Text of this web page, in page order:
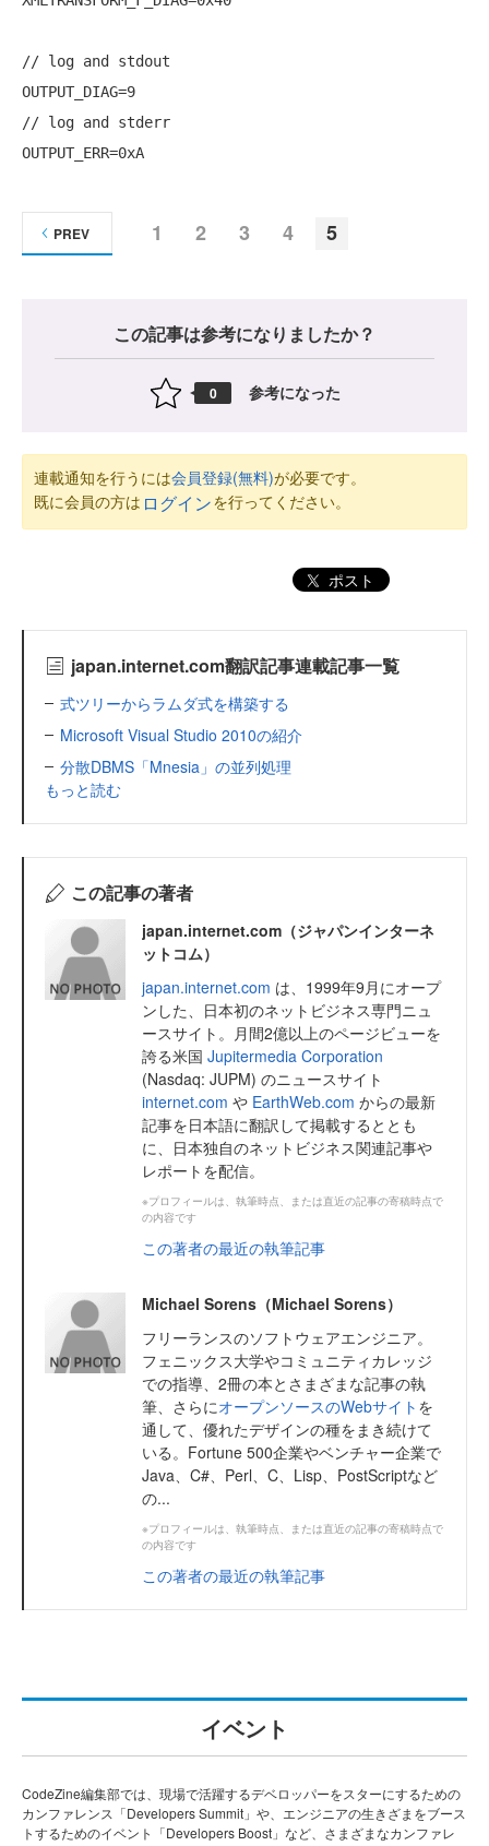
// log and stdout
OUTPUT_DIAG=9
// log and stderr
1 2 3 4 5
PREV
この記事は参考になりましたか？
0 参考になった
連載通知を行うには会員登録(無料)が必要です。
既に会員の方は ログインを行ってください。
ポスト
japan.internet.com翻訳記事連載記事一覧
式ツリーからラムダ式を構築する
Microsoft Visual Studio 2010の紹介
分散DBMS「Mnesia」の並列処理
もっと読む
この記事の著者
japan.internet.com（ジャパンインターネ
ットコム）
japan.internet.com は、1999年9月にオープ
ンした、日本初のネットビジネス専門ニュ
ースサイト。月間2億以上のページビューを
誇る米国 Jupitermedia Corporation
(Nasdaq: JUPM) のニュースサイト
internet.com や EarthWeb.com からの最新
記事を日本語に翻訳して掲載するととも
に、日本独自のネットビジネス関連記事や
レポートを配信。
※プロフィールは、執筆時点、または直近の記事の寄稿時点で
の内容です
この著者の最近の執筆記事
Michael Sorens（Michael Sorens）
フリーランスのソフトウェアエンジニア。
フェニックス大学やコミュニティカレッジ
での指導、2冊の本とさまざまな記事の執
筆、さらにオープンソースのWebサイト を
通して、優れたデザインの種をまき続けて
いる。Fortune 500企業やベンチャー企業で
Java、C#、Perl、C、Lisp、PostScriptなど
の...
※プロフィールは、執筆時点、または直近の記事の寄稿時点で
の内容です
この著者の最近の執筆記事
イベント
CodeZine編集部では、現場で活躍するデベロッパーをスターにするための
カンファレンス「Developers Summit」や、エンジニアの生きざまをブース
トするためのイベント「Developers Boost」など、さまざまなカンファレ